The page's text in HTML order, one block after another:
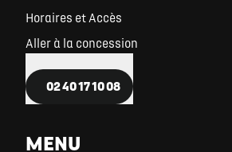
Horaires et Accès
Aller à la concession
02 40 17 10 08
MENU